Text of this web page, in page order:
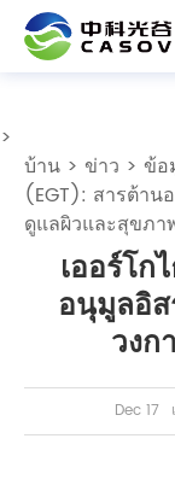
>
บ้าน > ข่าว > ข้อ
(EGT): สารต้าน
ดูแลผิวและสุขภา
เออร์โ
อนุมูลอิ
วง
Dec 17